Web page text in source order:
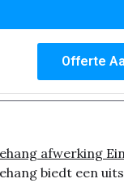
Offerte
afwerking
biedt een